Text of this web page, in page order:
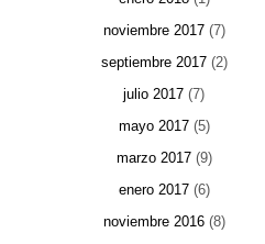
noviembre 2017(7)
septiembre 2017(2)
julio 2017 (7)
mayo 2017(5)
marzo 2017(9)
enero 2017(6)
noviembre 2016(8)